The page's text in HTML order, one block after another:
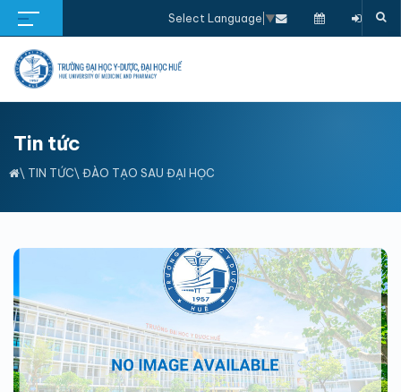
Select Language ▼
Tin tức
\ TIN TỨC\ ĐÀO TẠO SAU ĐẠI HỌC